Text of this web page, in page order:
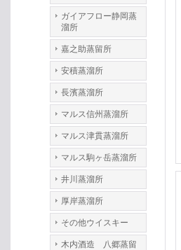
ガイアフロー静岡蒸
溜所
嘉之助蒸留所
安積蒸溜所
長濱蒸溜所
マルス信州蒸溜所
マルス津貫蒸溜所
マルス駒ヶ岳蒸溜所
井川蒸溜所
厚岸蒸溜所
その他ウイスキー
木内酒造 八郷蒸留